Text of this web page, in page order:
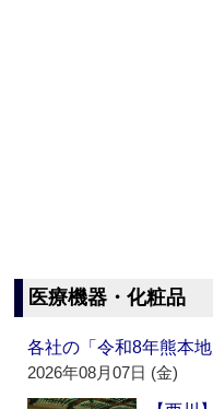
医療機器・化粧品
各社の「令和8年熊本
2026年08月07日 (金)